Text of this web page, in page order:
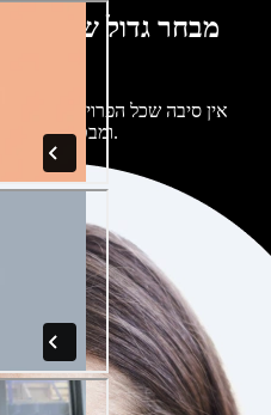
מבחר גדול של קולות
אין סיבה שכל הפרויקטים
ומבטאים של בינה מלאכותית והתאימו אותם אליכם.